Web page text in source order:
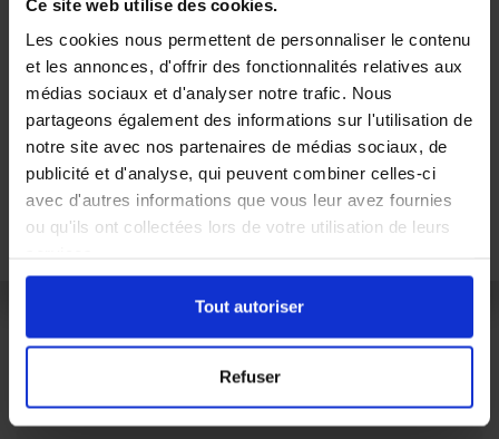
Ce site web utilise des cookies.
Les cookies nous permettent de personnaliser le contenu
et les annonces, d'offrir des fonctionnalités relatives aux
médias sociaux et d'analyser notre trafic. Nous
partageons également des informations sur l'utilisation de
notre site avec nos partenaires de médias sociaux, de
publicité et d'analyse, qui peuvent combiner celles-ci
avec d'autres informations que vous leur avez fournies
ou qu'ils ont collectées lors de votre utilisation de leurs
Tout autoriser
Refuser
assez gênants pour les habitants au quotidien. C’est
pourquoi notre agence, implantée à Bordeaux, propose
ses services aux particuliers et aux professionnels afin de
lutter efficacement contre leur présence. Nous avons
développé plusieurs méthodes de lutte raisonnée que
nous pouvons appliquer dans les immeubles, les maisons,
les restaurants, les commerces de bouche ou encore les
industries agroalimentaires. Ainsi, nos clients ont la
possibilité de retrouver un environnement sain et la
douceur de vivre bordelaise !